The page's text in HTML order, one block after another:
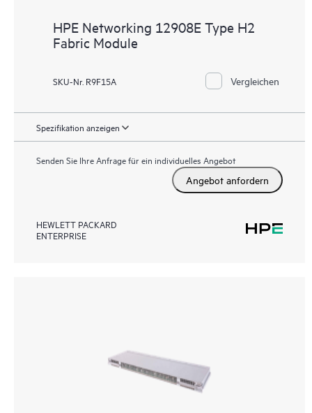
HPE Networking 12908E Type H2
Fabric Module
SKU-Nr. R9F15A Vergleichen
Spezifikation anzeigen
Senden Sie Ihre Anfrage für ein individuelles Angebot
Angebot anfordern
HEWLETT PACKARD
ENTERPRISE